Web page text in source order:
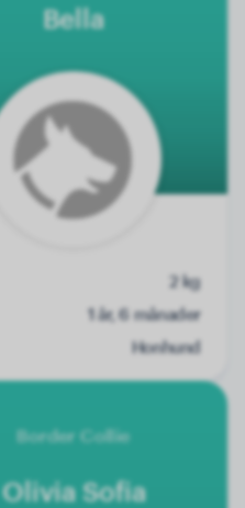
Bella
2 kg
1 år, 6 månader
Honhund
Border Collie
Olivia Sofia